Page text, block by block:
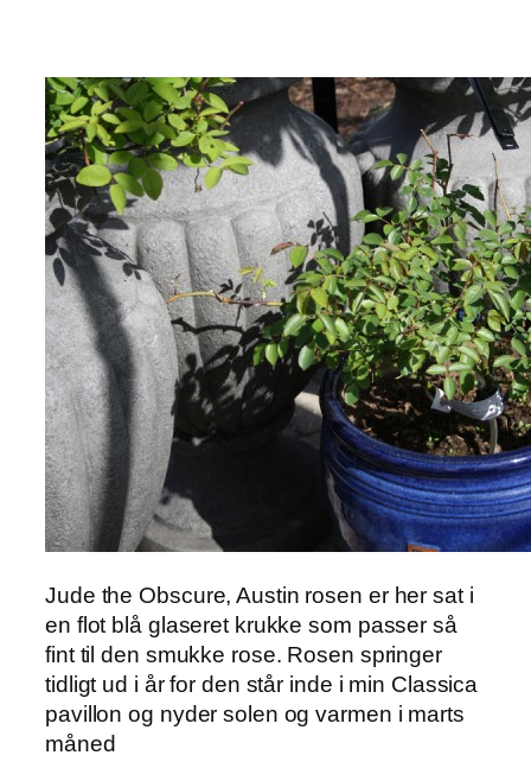
Jude the Obscure, Austin rosen er her sat i
en flot blå glaseret krukke som passer så
fint til den smukke rose. Rosen springer
tidligt ud i år for den står inde i min Classica
pavillon og nyder solen og varmen i marts
måned